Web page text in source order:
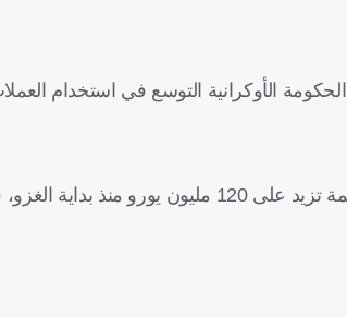
واحتدام الحرب منذ فبراير/ شباط 2022 قررت الحكومة الأوكرانية
وبفضل هذه الخطوة الجريئة للغاية جمعت كييف عملات مشفرة بقيمة